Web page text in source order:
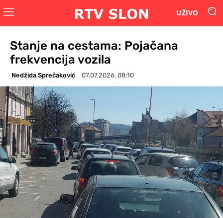
UŽIVO
Stanje na cestama: Pojačana
frekvencija vozila
Nedžida Sprečaković 07.07.2026. 08:10